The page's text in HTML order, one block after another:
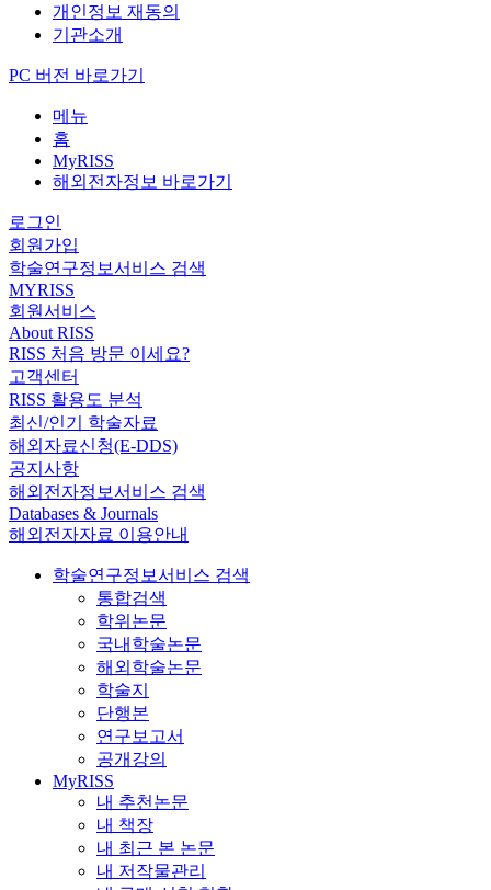
개인정보 재동의
기관소개
PC 버전 바로가기
메뉴
홈
MyRISS
해외전자정보 바로가기
로그인
회원가입
학술연구정보서비스 검색
MYRISS
회원서비스
About RISS
RISS 처음 방문 이세요?
고객센터
RISS 활용도 분석
최신/인기 학술자료
해외자료신청(E-DDS)
공지사항
해외전자정보서비스 검색
Databases & Journals
해외전자자료 이용안내
학술연구정보서비스 검색
통합검색
학위논문
국내학술논문
해외학술논문
학술지
단행본
연구보고서
공개강의
MyRISS
내 추천논문
내 책장
내 최근 본 논문
내 저작물관리